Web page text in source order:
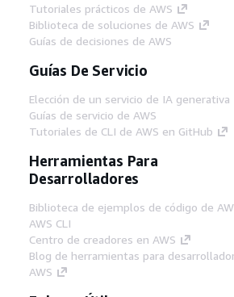
Tutoriales prácticos de AWS
Biblioteca de soluciones de AWS
Guías de decisiones de AWS
Guías De Servicio
Elección de un servicio de IA generativa
Guías de servicio de AWS
Tutoriales de CLI de AWS en GitHub
Herramientas Para
Desarrolladores
Biblioteca de ejemplos de código de
AWS CLI
Centro de creadores en AWS
Blog de herramientas para
AWS